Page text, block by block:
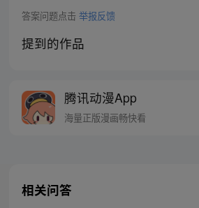
答案问题点击 举报反馈
提到的作品
腾讯动漫App
海量正版漫画畅快看
相关问答